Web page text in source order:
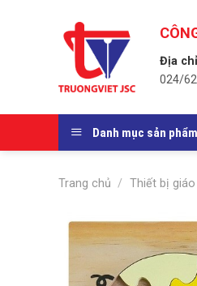
Địa
024/
Danh mục sản phẩm
Trang chủ / Thiết bị